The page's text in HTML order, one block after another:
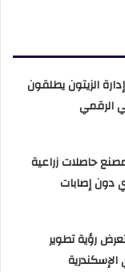
الزيتون يطلقون
الرقمي
حاصلات زراعية
دون إصابات
رؤية تطوير